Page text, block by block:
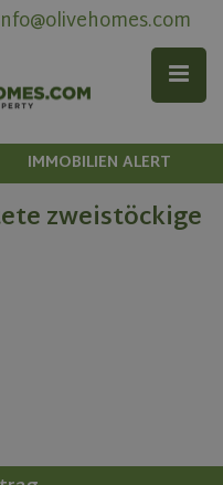
IMMOBILIEN ALERT
zweistöckige